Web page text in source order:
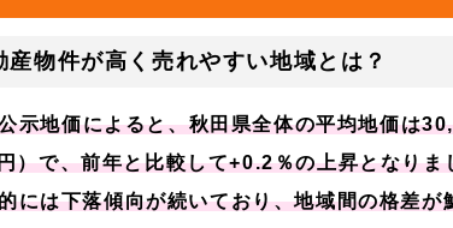
物件が高く売れやすい地域とは？
示地価によると、秋田県全体の平均地価は
）で、前年と比較して+0.2％の上昇となりま
には下落傾向が続いており、地域間の格差が